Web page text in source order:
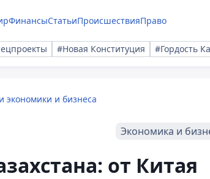
ФинансыСтатьиПроисшествияПраво
#Новая Конституция #Гордость
экономики и бизнеса
Экономика и
от Китая